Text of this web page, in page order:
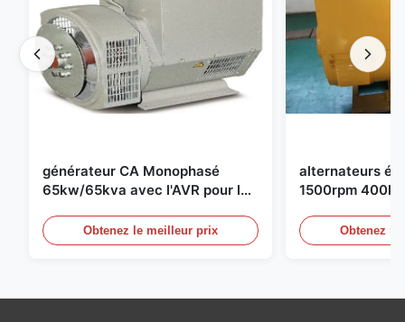
générateur CA Monophasé
65kw/65kva avec l'AVR pour le
Obtenez le meilleur prix
alternateurs
1500rpm
Obtenez